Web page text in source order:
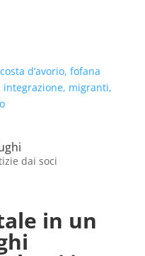
d’avorio, fofana
migranti,
dai soci
in un